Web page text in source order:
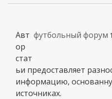
футбольный форум
Авт
ор
стат
ьи предоставляет
информацию,
источниках.